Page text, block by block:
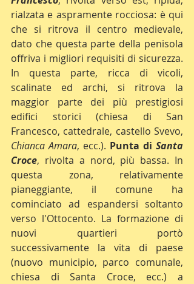
rialzata e aspramente rocciosa: è qui
che si ritrova il centro medievale,
dato che questa parte della penisola
offriva i migliori requisiti di sicurezza.
In questa parte, ricca di vicoli,
scalinate ed archi, si ritrova la
maggior parte dei più prestigiosi
edifici storici (chiesa di San
Chianca Amara, ecc.). Punta di Santa
Croce, rivolta a nord, più bassa. In
questa zona, relativamente
pianeggiante, il comune ha
cominciato ad espandersi soltanto
verso l'Ottocento. La formazione di
nuovi quartieri portò
successivamente la vita di paese
(nuovo municipio, parco comunale,
chiesa di Santa Croce, ecc.) a